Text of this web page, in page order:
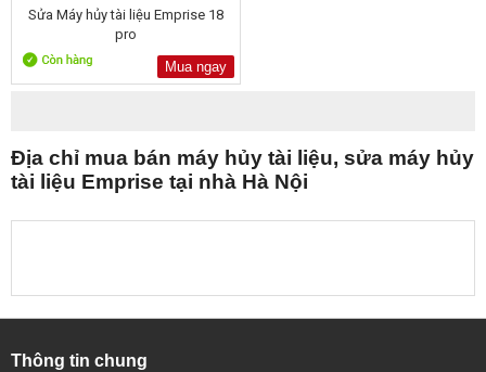
Sửa Máy hủy tài liệu Emprise 18
pro
Mua ngay
Địa chỉ mua bán máy hủy tài liệu, sửa máy hủy
tài liệu Emprise tại nhà Hà Nội
Thông tin chung